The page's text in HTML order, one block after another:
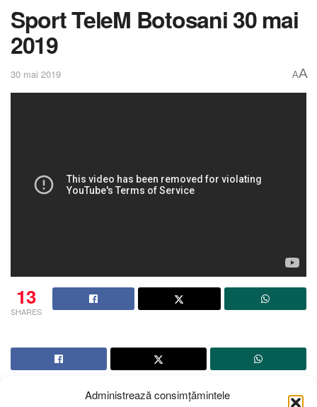
Administrează consimțămintele
Sport TeleM Botosani 30 mai
2019
30 mai 2019 AA
13
SHARES